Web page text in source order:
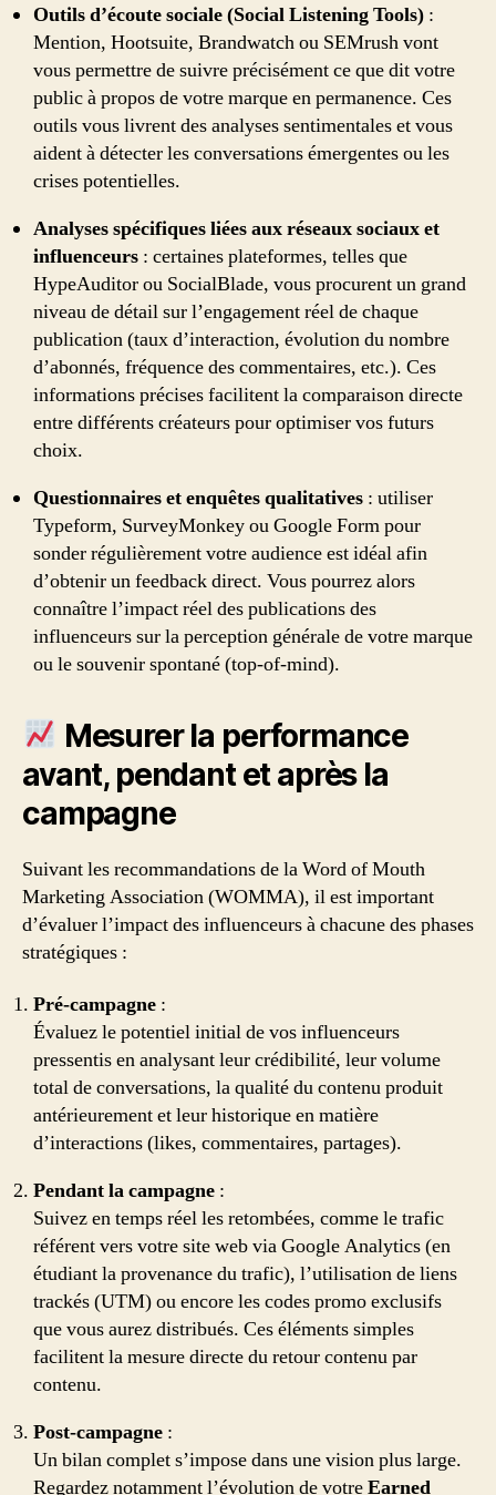
Outils d’écoute sociale (Social Listening Tools) :
Mention, Hootsuite, Brandwatch ou SEMrush vont
vous permettre de suivre précisément ce que dit votre
public à propos de votre marque en permanence. Ces
outils vous livrent des analyses sentimentales et vous
aident à détecter les conversations émergentes ou les
crises potentielles.
Analyses spécifiques liées aux réseaux sociaux et
influenceurs : certaines plateformes, telles que
HypeAuditor ou SocialBlade, vous procurent un grand
niveau de détail sur l’engagement réel de chaque
publication (taux d’interaction, évolution du nombre
d’abonnés, fréquence des commentaires, etc.). Ces
informations précises facilitent la comparaison directe
entre différents créateurs pour optimiser vos futurs
choix.
Questionnaires et enquêtes qualitatives : utiliser
Typeform, SurveyMonkey ou Google Form pour
sonder régulièrement votre audience est idéal afin
d’obtenir un feedback direct. Vous pourrez alors
connaître l’impact réel des publications des
influenceurs sur la perception générale de votre marque
ou le souvenir spontané (top-of-mind).
Mesurer la performance
avant, pendant et après la
campagne
Suivant les recommandations de la Word of Mouth
Marketing Association (WOMMA), il est important
d’évaluer l’impact des influenceurs à chacune des phases
stratégiques :
Pré-campagne :
Évaluez le potentiel initial de vos influenceurs
pressentis en analysant leur crédibilité, leur volume
total de conversations, la qualité du contenu produit
antérieurement et leur historique en matière
d’interactions (likes, commentaires, partages).
Pendant la campagne :
Suivez en temps réel les retombées, comme le trafic
référent vers votre site web via Google Analytics (en
étudiant la provenance du trafic), l’utilisation de liens
trackés (UTM) ou encore les codes promo exclusifs
que vous aurez distribués. Ces éléments simples
facilitent la mesure directe du retour contenu par
contenu.
Post-campagne :
Un bilan complet s’impose dans une vision plus large.
Regardez notamment l’évolution de votreEarned